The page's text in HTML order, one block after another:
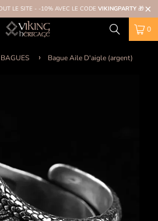
LE SITE - -10% AVEC LE CODE VIKINGPARTY 🎁
0
BAGUES Bague Aile D'aigle (argent)